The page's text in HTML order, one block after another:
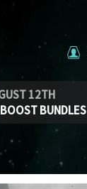
12TH
BUNDLES